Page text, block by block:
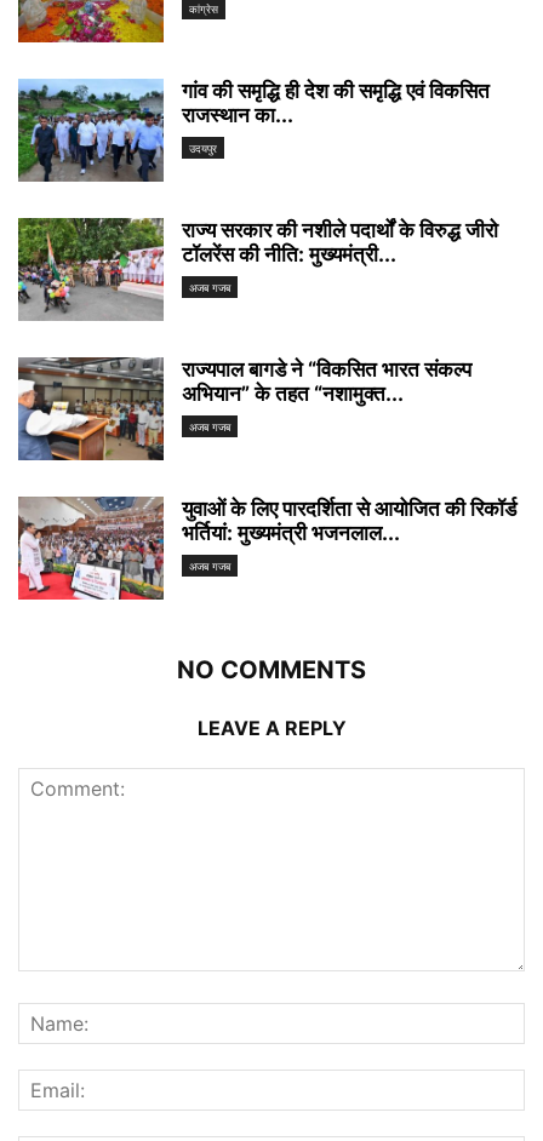
कांग्रेस
गांव की समृद्धि ही देश की समृद्धि एवं विकसित
राजस्थान का...
उदयपुर
राज्य सरकार की नशीले पदार्थों के विरुद्ध जीरो
टॉलरेंस की नीति: मुख्यमंत्री...
अजब गजब
राज्यपाल बागडे ने “विकसित भारत संकल्प
अभियान” के तहत “नशामुक्त...
अजब गजब
युवाओं के लिए पारदर्शिता से आयोजित की रिकॉर्ड
भर्तियां: मुख्यमंत्री भजनलाल...
अजब गजब
NO COMMENTS
LEAVE A REPLY